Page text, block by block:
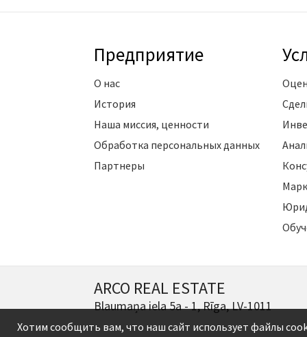
Предприятие
О нас
История
Наша миссия, ценности
Обработка персональных данных
Партнеры
ARCO REAL ESTATE
Blaumaņa iela 5a - 1, Rīga, LV-1011
Хотим сообщить вам, что наш сайт использует файлы